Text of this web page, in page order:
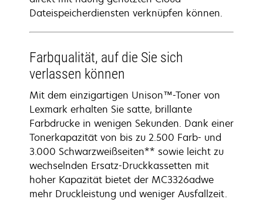
Dateispeicherdiensten verknüpfen können.
Farbqualität, auf die Sie sich
verlassen können
Mit dem einzigartigen Unison™-Toner von
Lexmark erhalten Sie satte, brillante
Farbdrucke in wenigen Sekunden. Dank einer
Tonerkapazität von bis zu 2.500 Farb- und
3.000 Schwarzweißseiten** sowie leicht zu
wechselnden Ersatz-Druckkassetten mit
hoher Kapazität bietet der MC3326adwe
mehr Druckleistung und weniger Ausfallzeit.